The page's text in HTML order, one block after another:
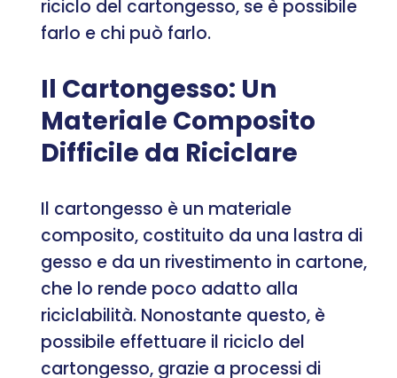
riciclo del cartongesso, se è possibile
farlo e chi può farlo.
Il Cartongesso: Un
Materiale Composito
Difficile da Riciclare
Il cartongesso è un materiale
composito, costituito da una lastra di
gesso e da un rivestimento in cartone,
che lo rende poco adatto alla
riciclabilità. Nonostante questo, è
possibile effettuare il riciclo del
cartongesso, grazie a processi di